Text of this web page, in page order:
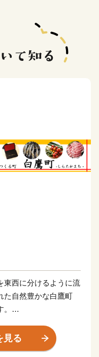
東西に分けるように流
た自然豊かな白鷹町
をはじめとした古典
見る